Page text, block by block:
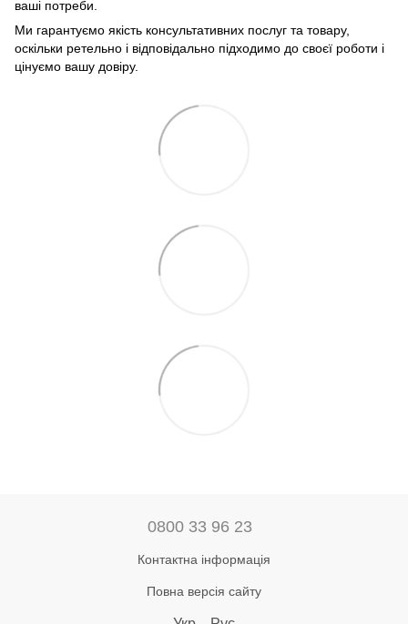
ваші потреби.
Ми гарантуємо якість консультативних послуг та товару,
оскільки ретельно і відповідально підходимо до своєї роботи і
цінуємо вашу довіру.
0800 33 96 23
Контактна інформація
Повна версія сайту